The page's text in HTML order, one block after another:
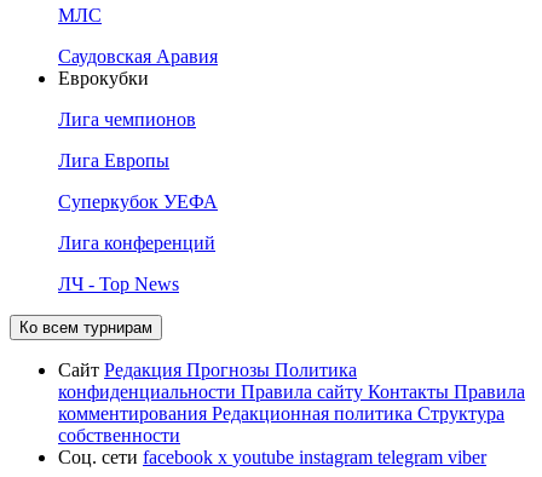
МЛС
Саудовская Аравия
Еврокубки
Лига чемпионов
Лига Европы
Суперкубок УЕФА
Лига конференций
ЛЧ - Top News
Ко всем турнирам
Сайт Редакция Прогнозы Политика
конфиденциальности Правила сайту Контакты Правила
комментирования Редакционная политика Структура
собственности
Соц. сети facebook x youtube instagram telegram viber